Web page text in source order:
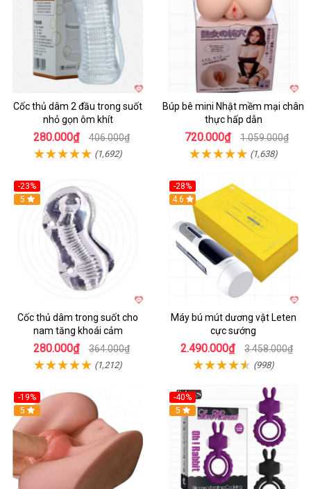
Cốc thủ dâm 2 đầu trong suốt
nhỏ gọn ôm khít
280.000₫ 406.000₫
(1,692)
Búp bê mini Nhật mềm mại chân
thực hấp dẫn
720.000₫ 1.059.000₫
(1,638)
-23%
Hot
5
Cốc thủ dâm trong suốt cho
nam tăng khoái cảm
280.000₫ 364.000₫
(1,212)
-28%
Hot
4.6
Máy bú mút dương vật Leten
cực sướng
2.490.000₫ 3.458.000₫
(998)
-19%
Hot
5
-40%
5